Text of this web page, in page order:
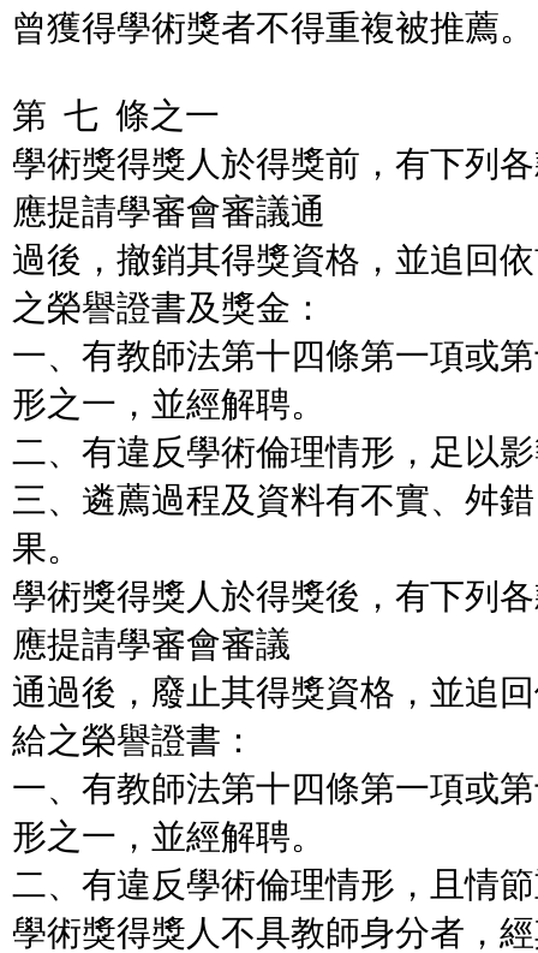
曾獲得學術獎者不得重複被推薦。
第 七 條之一
學術獎得獎人於得獎前，有下列
應提請學審會審議通
過後，撤銷其得獎資格，並追回
之榮譽證書及獎金：
一、有教師法第十四條第一項或
形之一，並經解聘。
二、有違反學術倫理情形，足以
三、遴薦過程及資料有不實、舛
果。
學術獎得獎人於得獎後，有下列
應提請學審會審議
通過後，廢止其得獎資格，並追
給之榮譽證書：
一、有教師法第十四條第一項或
形之一，並經解聘。
二、有違反學術倫理情形，且情
學術獎得獎人不具教師身分者，